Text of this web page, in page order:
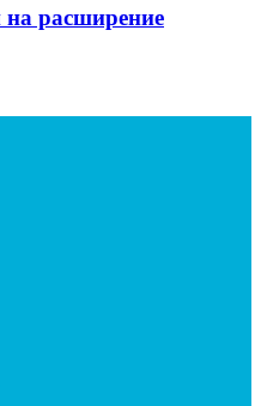
расширение